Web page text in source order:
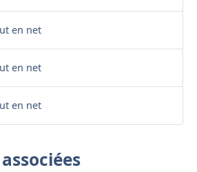
en net
en net
en net